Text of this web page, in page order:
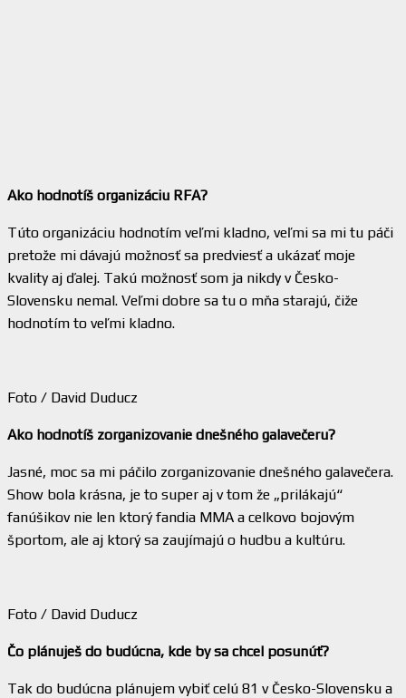
Ako hodnotíš organizáciu RFA?
Túto organizáciu hodnotím veľmi kladno, veľmi sa mi tu páči
pretože mi dávajú možnosť sa predviesť a ukázať moje
kvality aj ďalej. Takú možnosť som ja nikdy v Česko-
Slovensku nemal. Veľmi dobre sa tu o mňa starajú, čiže
hodnotím to veľmi kladno.
Foto / David Duducz
Ako hodnotíš zorganizovanie dnešného galavečeru?
Jasné, moc sa mi páčilo zorganizovanie dnešného galavečera.
Show bola krásna, je to super aj v tom že „prilákajú“
fanúšikov nie len ktorý fandia MMA a celkovo bojovým
športom, ale aj ktorý sa zaujímajú o hudbu a kultúru.
Foto / David Duducz
Čo plánuješ do budúcna, kde by sa chcel posunúť?
Tak do budúcna plánujem vybiť celú 81 v Česko-Slovensku a